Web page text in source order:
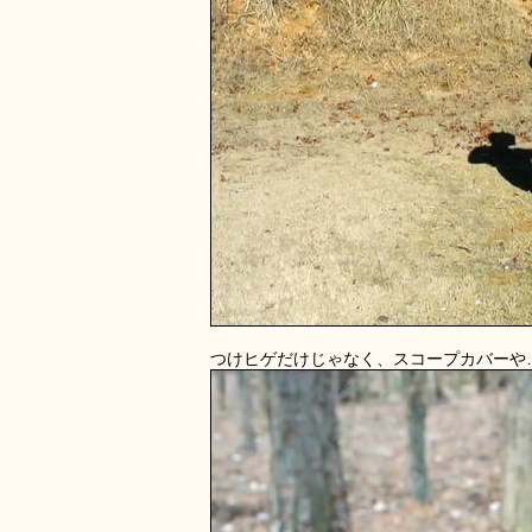
つけヒゲだけじゃなく、スコープカバー